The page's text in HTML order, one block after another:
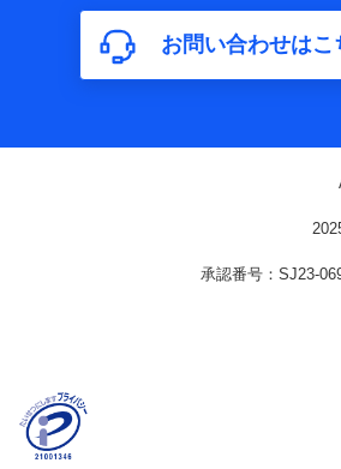
構成、住所、dポイント残高、dポイ
含まれます。
利用情報
ご契約状態・ご利用履歴インター
関する情報、アプリケーション利
報、購入されたサービスや商品の
に関する情報、アンケートの回答
名、住所、生年月日、性別、保険契
係、保険加入の目的、保険商品の内
のお支払方法、車のメーカーや走行
お問い合わせはこ